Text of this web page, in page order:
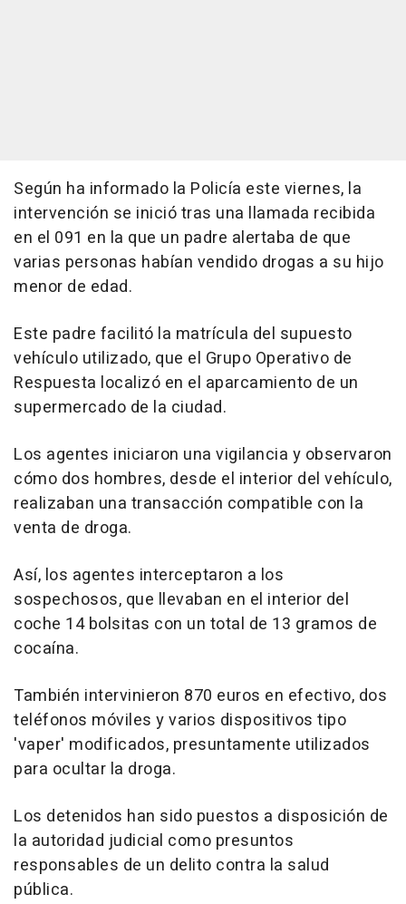
Según ha informado la Policía este viernes, la
intervención se inició tras una llamada recibida
en el 091 en la que un padre alertaba de que
varias personas habían vendido drogas a su hijo
menor de edad.
Este padre facilitó la matrícula del supuesto
vehículo utilizado, que el Grupo Operativo de
Respuesta localizó en el aparcamiento de un
supermercado de la ciudad.
Los agentes iniciaron una vigilancia y observaron
cómo dos hombres, desde el interior del vehículo,
realizaban una transacción compatible con la
venta de droga.
Así, los agentes interceptaron a los
sospechosos, que llevaban en el interior del
coche 14 bolsitas con un total de 13 gramos de
cocaína.
También intervinieron 870 euros en efectivo, dos
teléfonos móviles y varios dispositivos tipo
'vaper' modificados, presuntamente utilizados
para ocultar la droga.
Los detenidos han sido puestos a disposición de
la autoridad judicial como presuntos
responsables de un delito contra la salud
pública.